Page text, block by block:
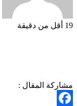
19 أقل من دقيقة
مشاركة المقال :